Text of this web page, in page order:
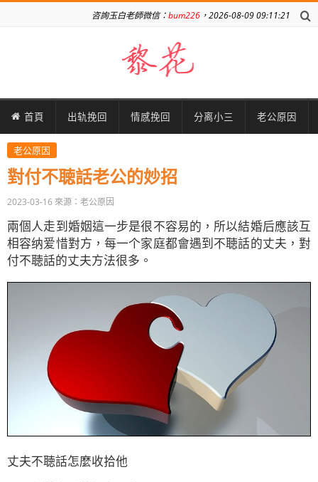
咨詢玉白老師微信：bum226 ，2026-08-09 09:11:21
首頁 出轨挽回 情感挽回 分离小三 老公原因
老公原因
對付不聴話老公的妙招
2023-03-16 來源：老公原因
兩個人走到婚姻這一步是很不容易的，所以結婚后應該互
相容纳爱惜對方，每一个家庭都會遇到不聴話的丈夫，對
付不聴話的丈夫方法很多。
丈夫不聴話怎麼收拾他